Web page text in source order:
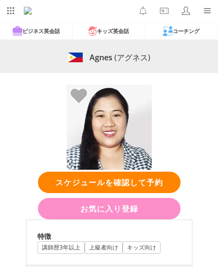
ビジネス英会話 キッズ英会話 コーチング
Agnes (アグネス)
スケジュールを確認して予約
お気に入り登録
特徴
講師歴3年以上 上級者向け キッズ向け